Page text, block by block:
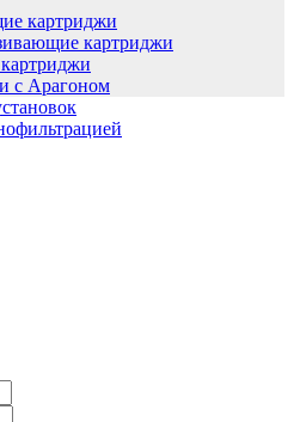
картриджи
картриджи
с Арагоном